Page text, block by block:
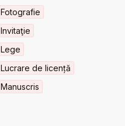
Fotografie
Invitaţie
Lege
Lucrare de licență
Manuscris